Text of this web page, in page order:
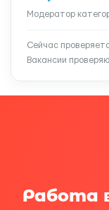
Модератор
Сейчас
Вакансии
Работа